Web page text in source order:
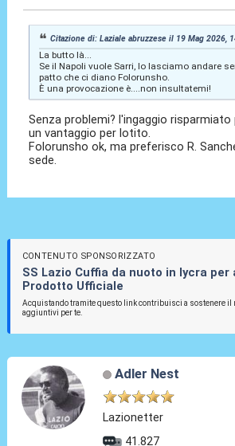
Citazione di: Laziale abruzzese il 19 Mag 2026,
La butto là...
Se il Napoli vuole Sarri, lo lasciamo andare
patto che ci diano Folorunsho.
È una provocazione è....non insultatemi!
Senza problemi? l'ingaggio risparmiato
un vantaggio per lotito.
Folorunsho ok, ma preferisco R.
sede.
CONTENUTO SPONSORIZZATO
SS Lazio Cuffia da nuoto in lycra
Prodotto Ufficiale
Acquistando tramite questo link contribuisci a sostenere il
aggiuntivi per te.
Adler Nest
Lazionetter
41.827